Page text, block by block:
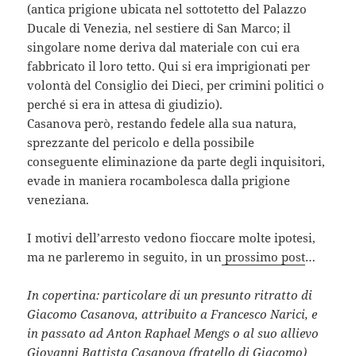
(antica prigione ubicata nel sottotetto del Palazzo
Ducale di Venezia, nel sestiere di San Marco; il
singolare nome deriva dal materiale con cui era
fabbricato il loro tetto. Qui si era imprigionati per
volontà del Consiglio dei Dieci, per crimini politici o
perché si era in attesa di giudizio).
Casanova però, restando fedele alla sua natura,
sprezzante del pericolo e della possibile
conseguente eliminazione da parte degli inquisitori,
evade in maniera rocambolesca dalla prigione
veneziana.
I motivi dell’arresto vedono fioccare molte ipotesi,
ma ne parleremo in seguito, in un prossimo post…
In copertina: particolare di un presunto ritratto di
Giacomo Casanova, attribuito a Francesco Narici, e
in passato ad Anton Raphael Mengs o al suo allievo
Giovanni Battista Casanova (fratello di Giacomo)